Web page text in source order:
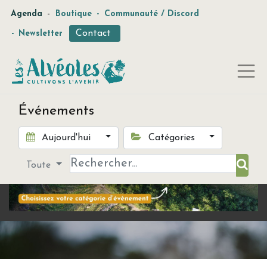
Agenda - Boutique - Communauté / Discord
- Newsletter Contact
Événements
Aujourd'hui Catégories
Toute